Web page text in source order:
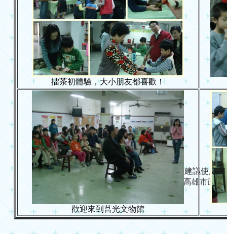
擂茶初體驗，大小朋友都喜歡！
歡迎來到莒光文物館
建議使用
Copyright (c) 高雄市政